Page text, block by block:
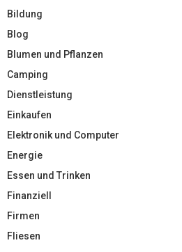
Bildung
Blog
Blumen und Pflanzen
Camping
Dienstleistung
Einkaufen
Elektronik und Computer
Energie
Essen und Trinken
Finanziell
Firmen
Fliesen